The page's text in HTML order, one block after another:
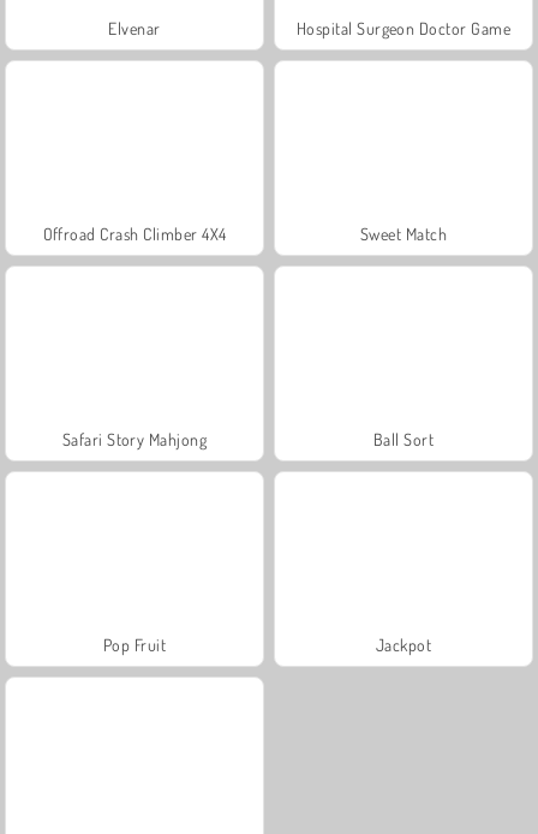
Elvenar Hospital Surgeon Doctor Game
Offroad Crash Climber 4X4 Sweet Match
Safari Story Mahjong Ball Sort
Pop Fruit Jackpot